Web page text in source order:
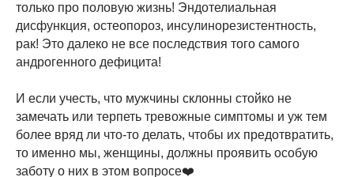
только про половую жизнь! Эндотелиальная
дисфункция, остеопороз, инсулинорезистентность,
рак! Это далеко не все последствия того самого
андрогенного дефицита!
И если учесть, что мужчины склонны стойко не
замечать или терпеть тревожные симптомы и уж тем
более вряд ли что-то делать, чтобы их предотвратить,
то именно мы, женщины, должны проявить особую
заботу о них в этом вопросе❤️